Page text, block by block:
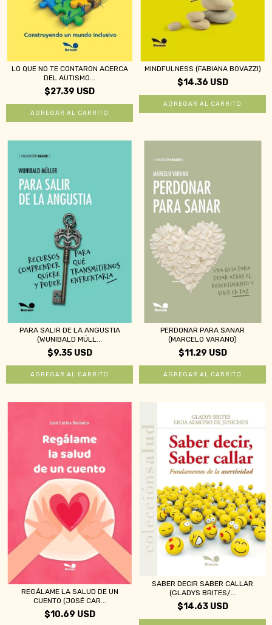
LO QUE NO TE CONTARON ACERCA
DEL AUTISMO...
$27.39 USD
MINDFULNESS (FABIANA BOVAZZI)
$14.36 USD
PARA SALIR DE LA ANGUSTIA
(WUNIBALD MÜLL...
$9.35 USD
PERDONAR PARA SANAR
(MARCELO VARANO)
$11.29 USD
REGÁLAME LA SALUD DE UN
CUENTO (JOSÉ CAR...
$10.69 USD
SABER DECIR SABER CALLAR
(GLADYS BRITES/...
$14.63 USD